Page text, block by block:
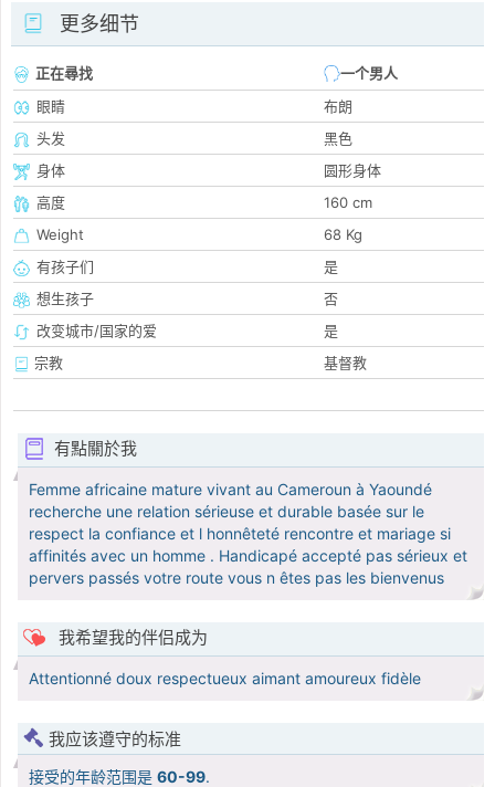
更多细节
正在尋找
一个男人
眼睛
布朗
头发
黑色
身体
圆形身体
高度
160 cm
Weight
68 Kg
有孩子们
是
想生孩子
否
改变城市/国家的爱
是
宗教
基督教
有點關於我
Femme africaine mature vivant au Cameroun à Yaoundé
recherche une relation sérieuse et durable basée sur le
respect la confiance et l honnêteté rencontre et mariage si
affinités avec un homme . Handicapé accepté pas sérieux et
pervers passés votre route vous n êtes pas les bienvenus
我希望我的伴侣成为
Attentionné doux respectueux aimant amoureux fidèle
我应该遵守的标准
接受的年龄范围是 60-99.